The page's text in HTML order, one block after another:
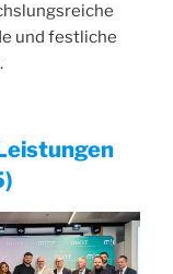
und festliche